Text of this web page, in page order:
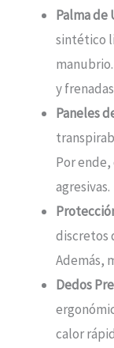
Palma de
sintético
y
Paneles
Por
agresivas.
discretos
Además,
Dedos
calor